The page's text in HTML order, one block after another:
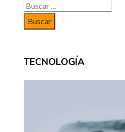
Buscar:
TECNOLOGÍA